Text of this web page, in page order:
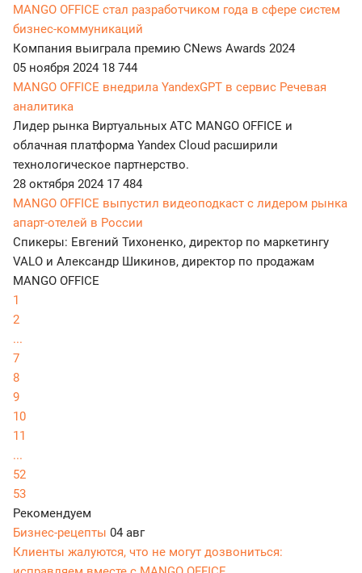
MANGO OFFICE стал разработчиком года в сфере систем
бизнес-коммуникаций
Компания выиграла премию CNews Awards 2024
05 ноября 2024 18 744
MANGO OFFICE внедрила YandexGPT в сервис Речевая
аналитика
Лидер рынка Виртуальных АТС MANGO OFFICE и
облачная платформа Yandex Cloud расширили
технологическое партнерство.
28 октября 2024 17 484
MANGO OFFICE выпустил видеоподкаст с лидером рынка
апарт-отелей в России
Спикеры: Евгений Тихоненко, директор по маркетингу
VALO и Александр Шикинов, директор по продажам
MANGO OFFICE
1
2
...
7
8
9
10
11
...
52
53
Рекомендуем
Бизнес-рецепты 04 авг
Клиенты жалуются, что не могут дозвониться: